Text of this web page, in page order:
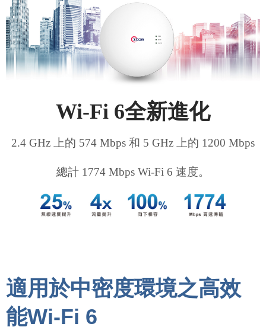
Wi-Fi 6全新進化
2.4 GHz 上的 574 Mbps 和 5 GHz 上的 1200 Mbps
總計 1774 Mbps Wi-Fi 6 速度。
適用於中密度環境之高效
能Wi-Fi 6